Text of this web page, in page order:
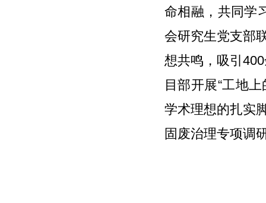
命相融，共同学
会研究生党支部
想共鸣，吸引
目部开展“工地
学术理想的扎实
固废治理专项调